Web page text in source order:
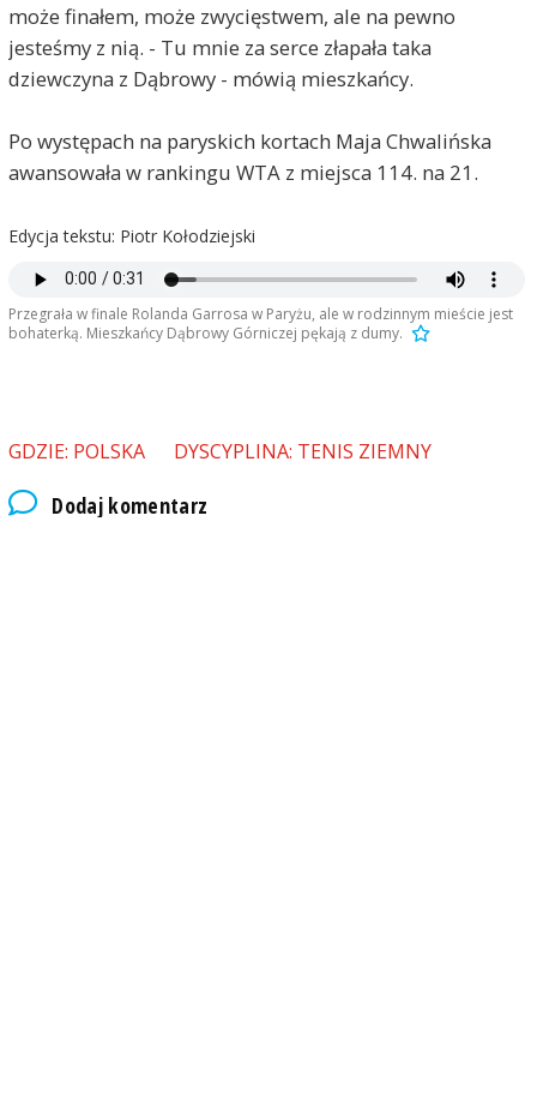
może finałem, może zwycięstwem, ale na pewno
jesteśmy z nią. - Tu mnie za serce złapała taka
dziewczyna z Dąbrowy - mówią mieszkańcy.
Po występach na paryskich kortach Maja Chwalińska
awansowała w rankingu WTA z miejsca 114. na 21.
Edycja tekstu: Piotr Kołodziejski
Przegrała w finale Rolanda Garrosa w Paryżu, ale w rodzinnym mieście jest
bohaterką. Mieszkańcy Dąbrowy Górniczej pękają z dumy.
GDZIE: POLSKA DYSCYPLINA: TENIS ZIEMNY
Dodaj komentarz